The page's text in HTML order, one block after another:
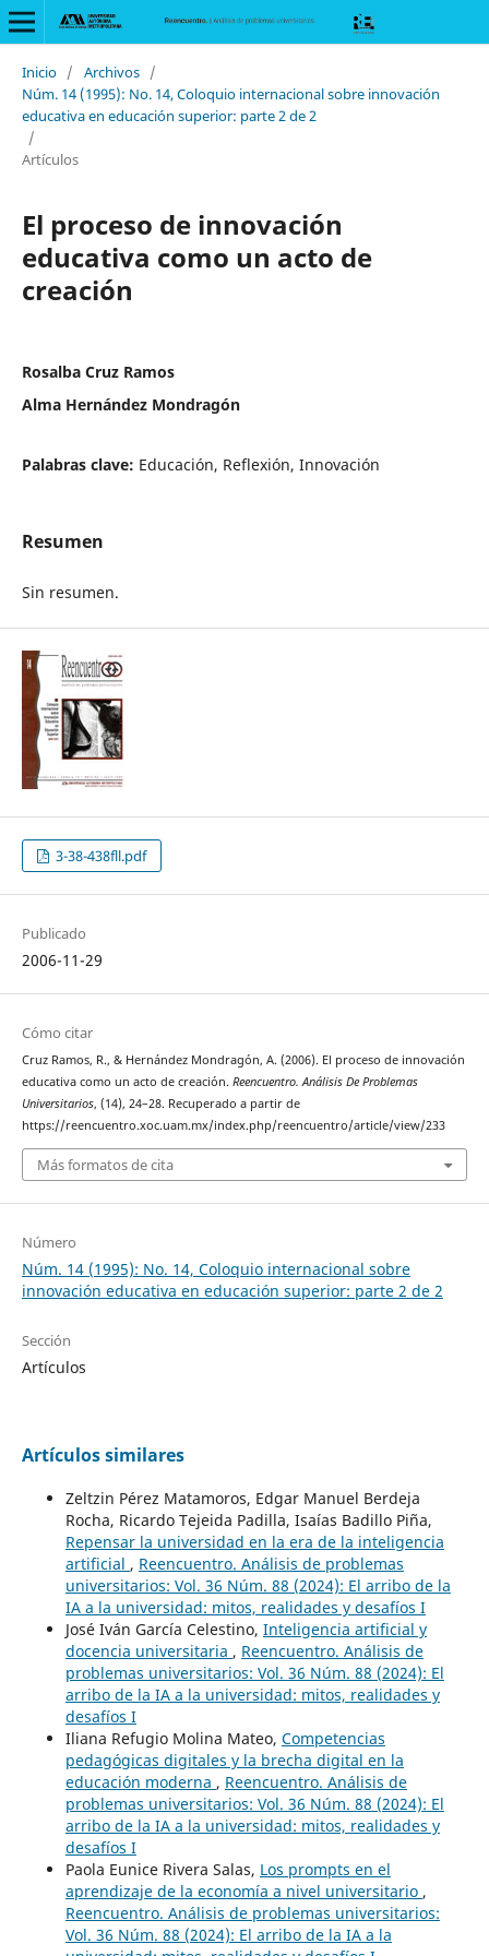
Inicio / Archivos /
Núm. 14 (1995): No. 14, Coloquio internacional sobre innovación
educativa en educación superior: parte 2 de 2
/
Artículos
El proceso de innovación
educativa como un acto de
creación
Rosalba Cruz Ramos
Alma Hernández Mondragón
Palabras clave: Educación, Reflexión, Innovación
Resumen
Sin resumen.
3-38-438fll.pdf
Publicado
2006-11-29
Cómo citar
Cruz Ramos, R., & Hernández Mondragón, A. (2006). El proceso de innovación
educativa como un acto de creación. Reencuentro. Análisis De Problemas
Universitarios, (14), 24–28. Recuperado a partir de
https://reencuentro.xoc.uam.mx/index.php/reencuentro/article/view/233
Más formatos de cita
Número
Núm. 14 (1995): No. 14, Coloquio internacional sobre
innovación educativa en educación superior: parte 2 de 2
Sección
Artículos
Artículos similares
Zeltzin Pérez Matamoros, Edgar Manuel Berdeja
Rocha, Ricardo Tejeida Padilla, Isaías Badillo Piña,
Repensar la universidad en la era de la inteligencia
artificial , Reencuentro. Análisis de problemas
universitarios: Vol. 36 Núm. 88 (2024): El arribo de la
IA a la universidad: mitos, realidades y desafíos I
José Iván García Celestino, Inteligencia artificial y
docencia universitaria , Reencuentro. Análisis de
problemas universitarios: Vol. 36 Núm. 88 (2024): El
arribo de la IA a la universidad: mitos, realidades y
desafíos I
Iliana Refugio Molina Mateo, Competencias
pedagógicas digitales y la brecha digital en la
educación moderna , Reencuentro. Análisis de
problemas universitarios: Vol. 36 Núm. 88 (2024): El
arribo de la IA a la universidad: mitos, realidades y
desafíos I
Paola Eunice Rivera Salas, Los prompts en el
aprendizaje de la economía a nivel universitario ,
Reencuentro. Análisis de problemas universitarios:
Vol. 36 Núm. 88 (2024): El arribo de la IA a la